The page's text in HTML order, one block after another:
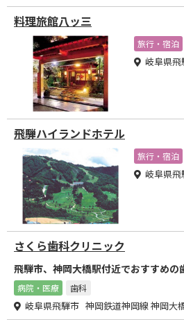
料理旅館八ッ三
旅行・宿泊
岐阜県飛
飛騨ハイランドホテル
旅行・宿泊
岐阜県飛
さくら歯科クリニック
飛騨市、神岡大橋駅付近でおすすめの
病院・医療 歯科
岐阜県飛騨市 神岡鉄道神岡線 神岡大